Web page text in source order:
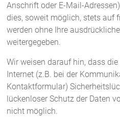
Anschrift oder E-Mail-
dies, soweit möglich, stets auf
werden ohne Ihre
weitergegeben.
Wir weisen darauf hin, dass
Internet (z.B. bei der
Kontaktformular)
lückenloser Schutz der Daten
nicht möglich.